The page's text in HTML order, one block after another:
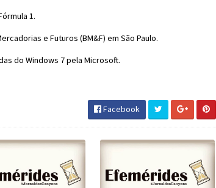
1.
e Futuros (BM&F) em São Paulo.
do Windows 7 pela Microsoft.
Facebook